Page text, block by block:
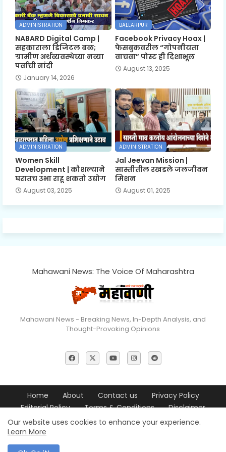
ADMINISTRATION
NABARD Digital Camp |
सहकाराला डिजिटल बळ;
ग्रामीण अर्थव्यवस्थेच्या नव्या
पर्वाची नांदी
January 14, 2026
BALLARPUR
Facebook Privacy Hoax |
फेसबुकवरील “गोपनीयता
वाचवा” पोस्ट ही दिशाभूल
August 13, 2025
ADMINISTRATION
Women Skill
Development | कौशल्याने
घरातच उभा राहू शकतो उद्योग
August 03, 2025
ADMINISTRATION
Jal Jeevan Mission |
सास्तीतील रखडले जलजीवन
मिशन
August 01, 2025
Mahawani News: The Voice Of Maharashtra
Mahawani News - Breaking News, In-Depth Analysis, and
Thought-Provoking Opinions
Home About Contact us
Privacy Policy
Editorial Policy
Terms & Conditions Disclaimer
© 2026 Mahawani News All Rights Reserved
Our website uses cookies to enhance your experience.
Learn More